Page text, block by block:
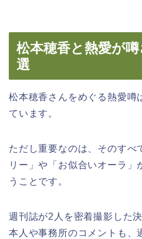
松本穂香と熱愛が
選
松本穂香さんをめぐる熱愛噂
ています。
ただし重要なのは、そのすべ
リー」や「お似合いオーラ」
うことです。
週刊誌が2人を密着撮影した
本人や事務所のコメントも、